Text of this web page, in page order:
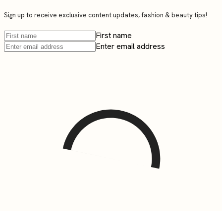
Sign up to receive exclusive content updates, fashion & beauty tips!
First name
Enter email address